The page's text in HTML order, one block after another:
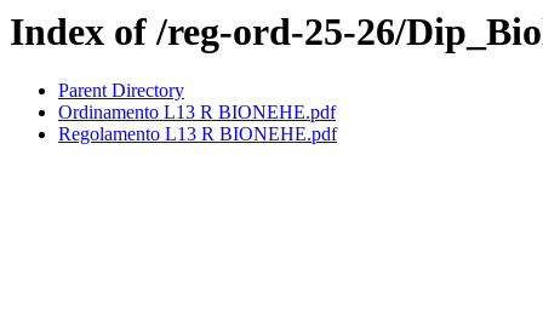
Index of /reg-ord-25-26/
Parent Directory
Ordinamento L13 R BIONEHE.pdf
Regolamento L13 R BIONEHE.pdf